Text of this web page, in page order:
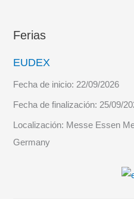
Ferias
EUDEX
Fecha de inicio:22/09/2026
Fecha de finalización:25/09/
Localización: Messe Essen
Germany